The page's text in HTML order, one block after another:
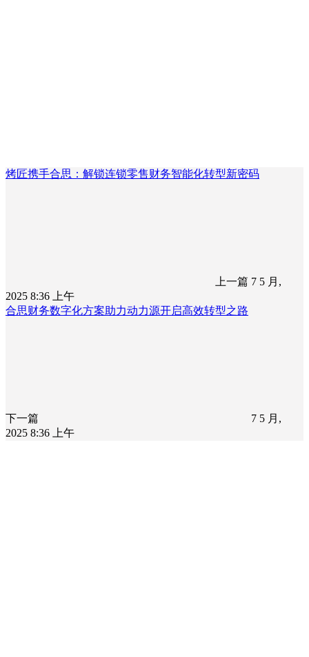
烤匠携手合思：解锁连锁零售财务智能化转型新密码
上一篇 7 5 月,
2025 8:36 上午
合思财务数字化方案助力动力源开启高效转型之路
下一篇
7 5 月,
2025 8:36 上午